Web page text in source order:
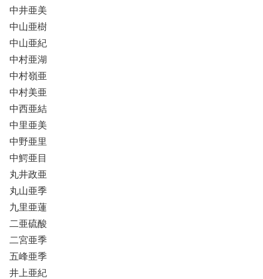
中井亜美
中山亜樹
中山亜紀
中村亜湖
中村嶺亜
中村美亜
中西亜結
中里亜美
中野亜里
中鰐亜目
丸井政亜
丸山亜季
九里亜蓮
二亜硫酸
二宮亜季
五峰亜季
井上亜紀